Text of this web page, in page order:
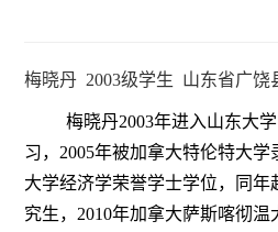
梅晓丹 2003级学生 山东省广饶
梅晓丹2003年进入山东大
习，2005年被加拿大特伦特大学
大学经济学荣誉学士学位，同
究生，2010年加拿大萨斯喀彻